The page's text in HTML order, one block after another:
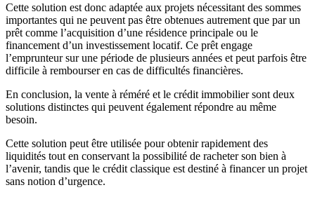
Cette solution est donc adaptée aux projets nécessitant des sommes
importantes qui ne peuvent pas être obtenues autrement que par un
prêt comme l’acquisition d’une résidence principale ou le
financement d’un investissement locatif. Ce prêt engage
l’emprunteur sur une période de plusieurs années et peut parfois être
difficile à rembourser en cas de difficultés financières.
En conclusion, la vente à réméré et le crédit immobilier sont deux
solutions distinctes qui peuvent également répondre au même
besoin.
Cette solution peut être utilisée pour obtenir rapidement des
liquidités tout en conservant la possibilité de racheter son bien à
l’avenir, tandis que le crédit classique est destiné à financer un projet
sans notion d’urgence.